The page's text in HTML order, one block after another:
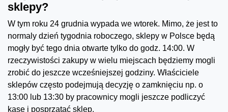
sklepy?
W tym roku 24 grudnia wypada we wtorek. Mimo, że jest to
normaly dzień tygodnia roboczego, sklepy w Polsce będą
mogły być tego dnia otwarte tylko do godz. 14:00. W
rzeczywistości zakupy w wielu miejscach będziemy mogli
zrobić do jeszcze wcześniejszej godziny. Właściciele
sklepów często podejmują decyzję o zamknięciu np. o
13:00 lub 13:30 by pracownicy mogli jeszcze podliczyć
kasę i posprzątać sklep.